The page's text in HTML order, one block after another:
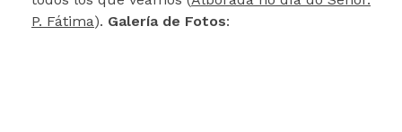
P. Fátima). Galería de Fotos: